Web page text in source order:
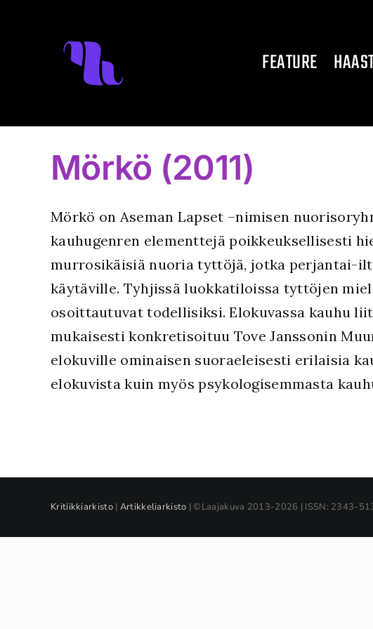
FEATURE
Mörkö (2011)
Mörkö on Aseman Lapset –nimisen
kauhugenren elementtejä poikkeuksellisesti
murrosikäisiä nuoria tyttöjä, jotka perjantai-
käytäville. Tyhjissä luokkatiloissa tyttöjen
osoittautuvat todellisiksi. Elokuvassa kauhu
mukaisesti konkretisoituu Tove Janssonin
elokuville ominaisen suoraeleisesti erilaisia
elokuvista kuin myös psykologisemmasta
Kritiikkiarkisto| Artikkeliarkisto | ©Laajakuva 2013-2026 | ISSN: 2343-